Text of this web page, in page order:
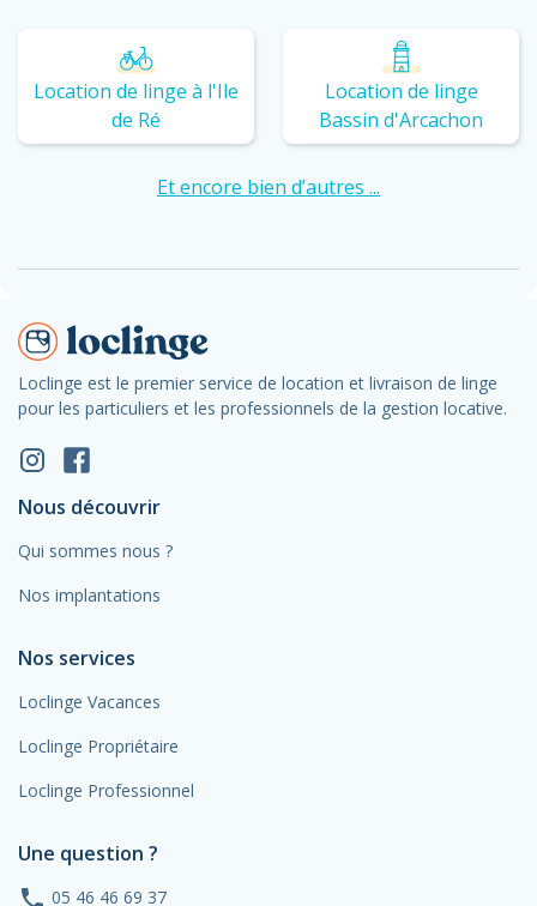
Location de linge à l'Ile
de Ré
Location de linge
Bassin d'Arcachon
Et encore bien d’autres ...
Loclinge est le premier service de location et livraison de linge
pour les particuliers et les professionnels de la gestion locative.
Nous découvrir
Qui sommes nous ?
Nos implantations
Nos services
Loclinge Vacances
Loclinge Propriétaire
Loclinge Professionnel
Une question ?
phone 05 46 46 69 37